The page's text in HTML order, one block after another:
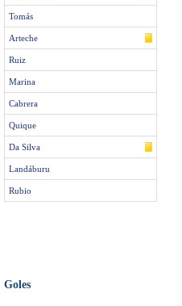
Tomás
Arteche
Ruiz
Marina
Cabrera
Quique
Da Silva
Landáburu
Rubio
Goles